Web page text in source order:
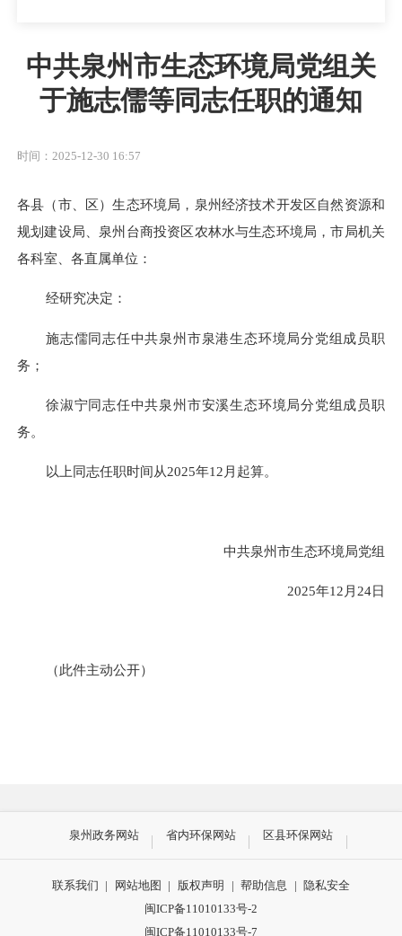
中共泉州市生态环境局党组关
于施志儒等同志任职的通知
时间：2025-12-30 16:57
各县（市、区）生态环境局，泉州经济技术开发区自然资源和
规划建设局、泉州台商投资区农林水与生态环境局，市局机关
各科室、各直属单位：
经研究决定：
施志儒同志任中共泉州市泉港生态环境局分党组成员职
务；
徐淑宁同志任中共泉州市安溪生态环境局分党组成员职
务。
以上同志任职时间从2025年12月起算。
中共泉州市生态环境局党组
2025年12 月 24日
（此件主动公开）
泉州政务网站 省内环保网站 区县环保网站
联系我们 | 网站地图 | 版权声明 | 帮助信息 | 隐私安全
闽ICP备11010133号-2
闽ICP备11010133号-7